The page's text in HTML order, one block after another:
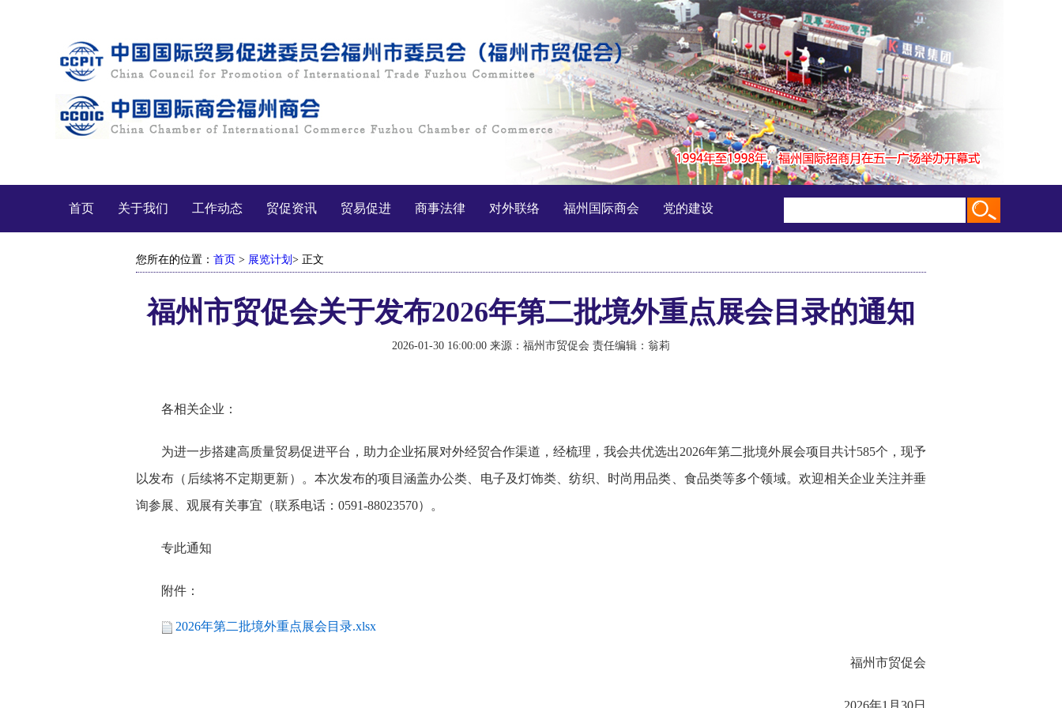
首页 关于我们 工作动态 贸促资讯 贸易促进 商事法律 对外联络 福州国际商会 党的建设
您所在的位置： 首页 > 展览计划 > 正文
福州市贸促会关于发布2026年第二批境外重点展会目录的通知
2026-01-30 16:00:00 来源：福州市贸促会 责任编辑：翁莉
各相关企业：
为进一步搭建高质量贸易促进平台，助力企业拓展对外经贸合作渠道，经梳理，我会共优选出2026年第二批境外展会项目共计585个，现予
以发布（后续将不定期更新）。本次发布的项目涵盖办公类、电子及灯饰类、纺织、时尚用品类、食品类等多个领域。欢迎相关企业关注并垂
询参展、观展有关事宜（联系电话：0591-88023570）。
专此通知
附件：
2026年第二批境外重点展会目录.xlsx
福州市贸促会